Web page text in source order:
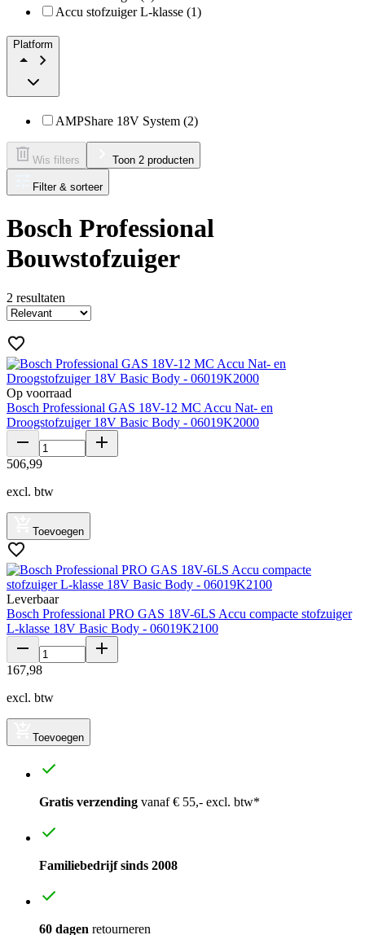
Accu stofzuiger L-klasse (1)
Platform
AMPShare 18V System (2)
Wis filters Toon 2 producten
Filter & sorteer
Bosch Professional
Bouwstofzuiger
2 resultaten
Op voorraad
Bosch Professional GAS 18V-12 MC Accu Nat- en
Droogstofzuiger 18V Basic Body - 06019K2000
506,99
excl. btw
Toevoegen
Leverbaar
Bosch Professional PRO GAS 18V-6LS Accu compacte stofzuiger
L-klasse 18V Basic Body - 06019K2100
167,98
excl. btw
Toevoegen
Gratis verzending vanaf € 55,- excl. btw*
Familiebedrijf sinds 2008
60 dagen retourneren